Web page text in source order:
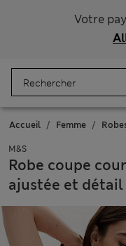
Votre
Accueil Femme
M&S
Robe coupe
ajustée et détail